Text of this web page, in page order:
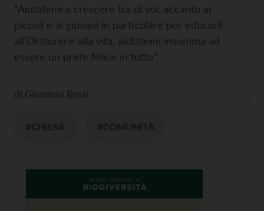
“Aiutatemi a crescere tra di voi, accanto ai
piccoli e ai giovani in particolare per educarli
all'Oratorio e alla vita, aiutatemi insomma ad
essere un prete felice in tutto”.
di Giovanni Rossi
#CHIESA #COMUNITÀ